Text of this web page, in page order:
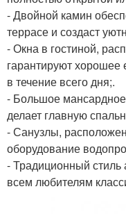
- Двойной камин
террасе и создаст
- Окна в гостиной,
гарантируют
в течение всего дня;.
- Большое
делает главную
- Санузлы,
оборудование
- Традиционный стиль
всем любителям